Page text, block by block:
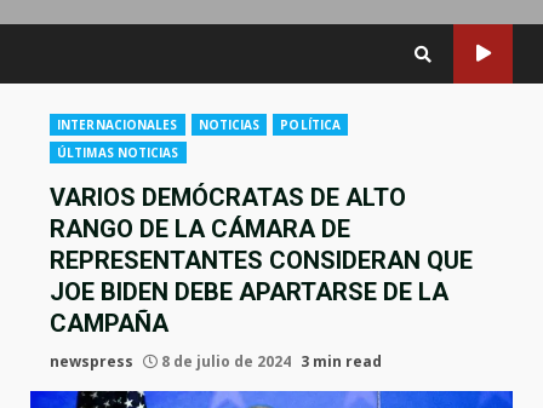
INTERNACIONALES NOTICIAS
POLÍTICA
ÚLTIMAS NOTICIAS
VARIOS DEMÓCRATAS DE ALTO
RANGO DE LA CÁMARA DE
REPRESENTANTES CONSIDERAN QUE
JOE BIDEN DEBE APARTARSE DE LA
CAMPAÑA
newspress 8 de julio de 2024 3 min read